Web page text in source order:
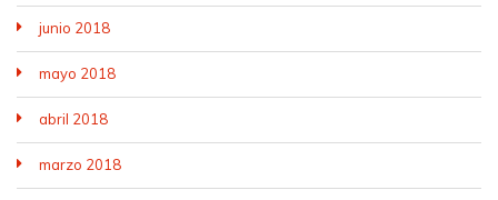
junio 2018
mayo 2018
abril 2018
marzo 2018